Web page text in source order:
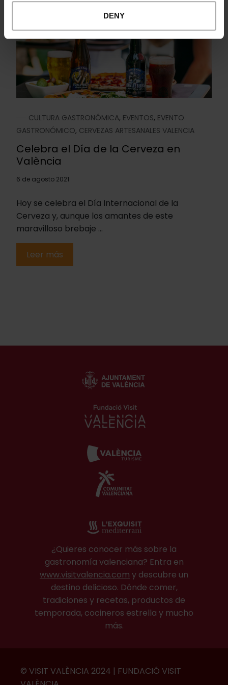
DENY
CULTURA GASTRONÓMICA, EVENTOS, EVENTO
GASTRONÓMICO, CERVEZAS ARTESANALES VALENCIA
Celebra el Día de la Cerveza en
València
6 de agosto 2021
Hoy se celebra el Día Internacional de la
Cerveza y, aunque los amantes de este
maravilloso brebaje ...
Leer más
¿Quieres conocer más sobre la
gastronomía valenciana? Entra en
www.visitvalencia.com y descubre un
destino delicioso. Dónde comer,
tradiciones y recetas, productos de
temporada, cocineros estrella y mucho
más.
© VISIT VALÈNCIA 2024 | FUNDACIÓ VISIT